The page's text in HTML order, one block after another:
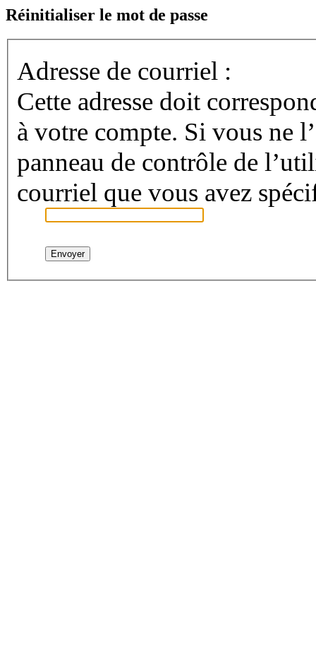
Réinitialiser le mot de passe
Adresse de courriel :
Cette adresse doit
à votre compte. Si vous ne
panneau de contrôle de
courriel que vous avez